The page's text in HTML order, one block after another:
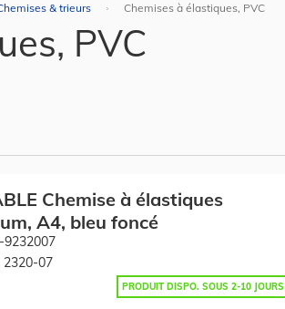
& trieurs Chemises à élastiques, PVC
PVC
Chemise à élastiques
A4, bleu foncé
9232007
2320-07
PRODUIT DISPO. SOUS 2-10 JOURS